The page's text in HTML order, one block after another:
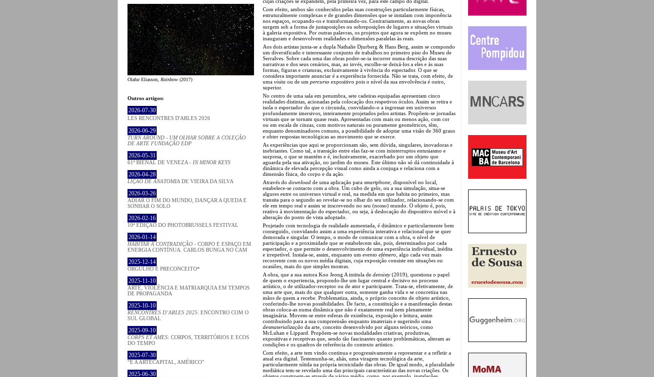
Olafur Eliasson, Rainbow (2017)
Outros artigos:
2026-07-30
LES RENCONTRES D'ARLES 2026
2026-06-29
TURN AROUND - UM OLHAR SOBRE A COLEÇÃO
DE ARTE FUNDAÇÃO EDP
2026-05-31
61ª BIENAL DE VENEZA - IN MINOR KEYS
2026-04-28
LIÇÃO DE ANATOMIA DE VIEIRA DA SILVA
2026-03-26
ADIAR O FIM DO MUNDO, DANÇAR A QUEDA E
SONHAR O SOLO
2026-02-16
10ª EDIÇÃO DO PHOTOBRUSSELS FESTIVAL
2026-01-14
HABITAR A CONTRADIÇÃO - CORPO E ESPAÇO EM
ENERGIA CONTÍNUA. CARLOS BUNGA NO CAM
2025-12-14
ORGULHO E PRECONCEITO*
2025-11-10
ARTE, VIOLÊNCIA E MATRIARQUIA EM TEMPOS
DE PROPAGANDA
2025-10-10
RENCONTRES D’ARLES 2025: ENCONTRO COM O
SUL GLOBAL
2025-09-10
CORPS ET ÂMES: CORPOS, TERRITÓRIOS E ECOS
DO TEMPO
2025-07-30
“É A ARTECAPITAL, AMÉRICO”
2025-06-30
Com efeito, ambos são conhecidos pelas suas construções particularmente físicas,
estruturalmente complexas e de grandes dimensões que se instalam com imponência
nos espaços, ocupando-os e transformando-os. Contrariamente, as novas obras
surgem sob a forma de justaposições ou sobreposições de lugares e situações virtuais
à galeria expositiva. Por outras palavras, os projetos que agora se expõem no museu
inauguram e desenvolvem realidades e dimensões paralelas às reais.
Aos dois artistas junta-se a dupla Nathalie Djurberg & Hans Berg, assim se compondo
um diversificado e interessante conjunto de trabalhos no primeiro piso do Museu de
Serralves. Sobre cada uma das obras poder-se-ia incorrer numa descrição das suas
narrativas e dos seus cenários, mas, ao invés, escolhe-se deixá-los a eles e às suas
formas, figuras e criaturas, exclusivamente à vivência do espectador. O que se
considera importante anunciar é a experiência fornecida. Não se trata, com efeito, de
uma visita ou de um percurso expositivo pois o nível da sua envolvência é outro,
superior.
No centro de uma sala em penumbra, sete cadeiras equipadas apresentam cinco
realidades distintas, acionadas pela colocação dos respetivos óculos. Assim se retira e
isola o espectador do que o circunda, convidando-o a ingressar em universos
profundamente imersivos, inteiramente projetados pelos artistas. Propõem-se jornadas
virtuais que se tornam quase reais. Apresentadas com mais ou menos ação, com cor
ou em escala de cinzas, com motivos naturais ou puramente geométricos, têm,
enquanto denominadores comuns, a possibilidade de adoptar uma visão de 360 graus
e obter respostas tecnológicas ao movimento que se exerce.
As experiências que aqui se proporcionam são, sem dúvida, singulares, inovadoras e
inebriantes. Como tal, a transição entre elas faz-se com ininterruptos entusiasmo e
surpresa, o que se mantém e é, inclusivamente, exacerbado por um objeto que
aguarda pela sua ativação, no jardim do museu. Este último não só dá continuidade à
dinâmica de elevada percepção visual como ainda a conjuga e relaciona com a
dimensão física, do corpo e da ação.
Através do download de uma aplicação para smartphone , disponível no local,
estabelece-se contacto com a obra. Um cubo de gelo, ou a sua simulação, situa-se
algures entre os universos virtual e real, na medida em que habita no primeiro, mas
transita para o segundo ao revelar-se no olhar do seu utilizador, relacionando-se com
ele em tempo real e assim se inscrevendo no seu (nosso) mundo. O objeto é, pois,
reativo à movimentação do espectador, ou seja, à deslocação do dispositivo móvel e à
alteração do ponto de vista adoptado.
Projetado com tecnologia de realidade aumentada, é dinâmico e particularmente bem
conseguido, convidando assim a uma experiência interativa e relacional que se quer
demorada e singular. O tempo, o modo de comunicar com a obra, o nível de
participação e a proximidade que se estabelecem são, pois, determinados por cada
espectador, o que permite o desenvolvimento de uma experiência individual, inédita
e irrepetível. Instala-se, assim, enquanto um evento efémero , algo cada vez mais
recorrente com os novos média digitais, cuja exposição consiste em situações ou
ocasiões, mais do que simples mostras.
A obra, que a sua autora Koo Jeong A intitula de densisty (2019), questiona o papel
de quem o experiencia, propondo-lhe um lugar central e decisivo no processo
artístico, o de utilizador-receptor ou de ator e participante. Trata-se, efetivamente, de
uma arte que, mais do que qualquer outra, somente ganha vida e se concretiza nas
mãos de quem a recebe. Problematiza, ainda, o próprio conceito de objeto artístico,
conferindo-lhe novas possibilidades. De facto, a constituição e a manifestação destas
obras coloca-as numa dinâmica que não é exatamente real nem plenamente
imaginária. Movem-se entre esferas de existência, exposição e leitura, assim
contribuindo para a sua compreensão enquanto imateriais e sugerindo uma
desmaterialização da arte, conceito desenvolvido por alguns teóricos, como
McLuhan e Lippard. Propõem-se novas modalidades criativas, produtivas,
expositivas e receptivas que, sendo tão fascinantes quanto problemáticas, alteram as
condições e os quadros de referência do contexto artístico.
Com efeito, a arte tem vindo continua e progressivamente a representar e a refletir a
atual era digital. Testemunha-se, aliás, uma viragem tecnológica da arte,
particularmente nítida na própria tecnicidade das obras. De igual modo, a pluralidade
mediática tem-se revelado uma das principais características das novas criações. Os